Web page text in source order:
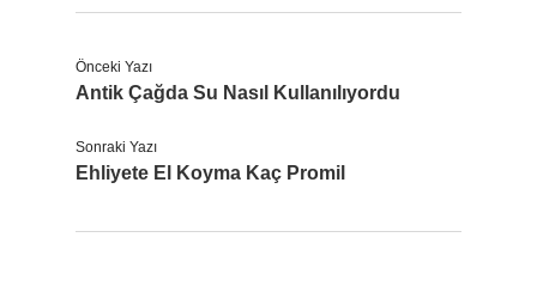
Önceki Yazı
Antik Çağda Su Nasıl Kullanılıyordu
Sonraki Yazı
Ehliyete El Koyma Kaç Promil